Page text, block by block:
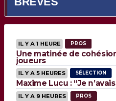
IL Y A 1 HEURE PROS
Une matinée de
joueurs
IL Y A 5 HEURES SÉLECTION
Maxime Lucu : “Je
IL Y A 9 HEURES PROS